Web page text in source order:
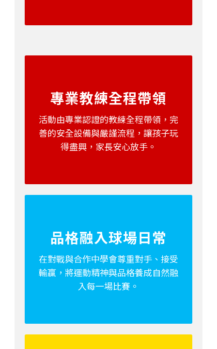
專業教練全程帶領
活動由專業認證的教練全程帶領，完
善的安全設備與嚴謹流程，讓孩子玩
得盡興，家長安心放手。
品格融入球場日常
在對戰與合作中學會尊重對手、接受
輸贏，將運動精神與品格養成自然融
入每一場比賽。